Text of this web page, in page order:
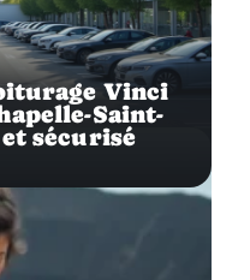
Vinci
Saint-
sécurisé